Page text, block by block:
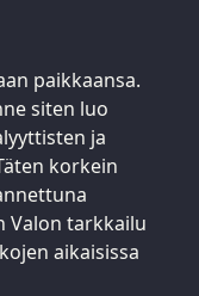
paikkaansa.
siten luo
ja
korkein
Valon tarkkailu
aikaisissa